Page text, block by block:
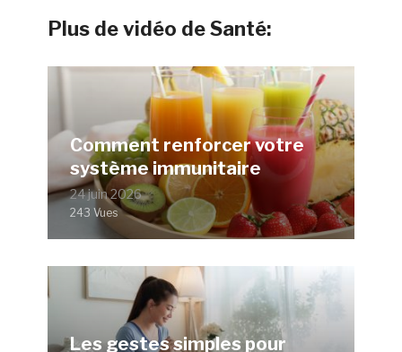
Plus de vidéo de Santé:
Comment renforcer votre
système immunitaire
24 juin 2026
243 Vues
Les gestes simples pour